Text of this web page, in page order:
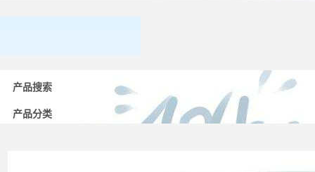
常用
低压
产品搜索
产品分类